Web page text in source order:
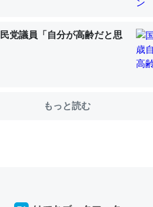
位置情報を共有してる。電池残量や充
方の父67歳と僕。ITツール導入でコミュニケ
党議員「自分が高齢だと思
もっと読む